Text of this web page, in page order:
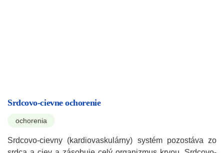
Srdcovo-cievne ochorenie
ochorenia
Srdcovo-cievny (kardiovaskulárny) systém pozostáva zo